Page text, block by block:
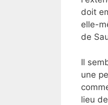
doit
elle-
de
Il
une
lieu